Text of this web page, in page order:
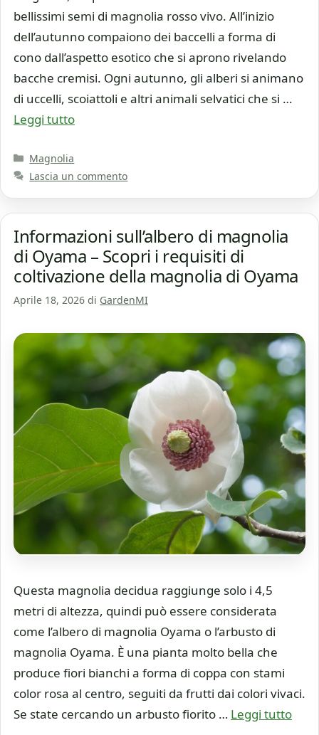
bellissimi semi di magnolia rosso vivo. All’inizio
dell’autunno compaiono dei baccelli a forma di
cono dall’aspetto esotico che si aprono rivelando
bacche cremisi. Ogni autunno, gli alberi si animano
di uccelli, scoiattoli e altri animali selvatici che si …
Leggi tutto
Categorie
Magnolia
Lascia un commento
Informazioni sull’albero di magnolia
di Oyama – Scopri i requisiti di
coltivazione della magnolia di Oyama
Aprile 18, 2026 di GardenMI
Questa magnolia decidua raggiunge solo i 4,5
metri di altezza, quindi può essere considerata
come l’albero di magnolia Oyama o l’arbusto di
magnolia Oyama. È una pianta molto bella che
produce fiori bianchi a forma di coppa con stami
color rosa al centro, seguiti da frutti dai colori vivaci.
Se state cercando un arbusto fiorito … Leggi tutto